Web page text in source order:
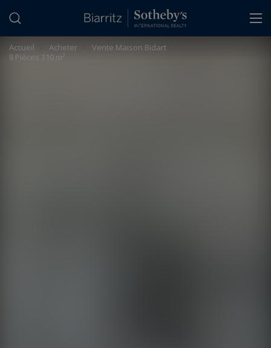
Accueil Acheter
Vente Maison Bidart
8 Pièces 310 m²